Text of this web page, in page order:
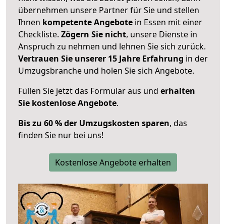
übernehmen unsere Partner für Sie und stellen
Ihnen kompetente Angebote in Essen mit einer
Checkliste. Zögern Sie nicht, unsere Dienste in
Anspruch zu nehmen und lehnen Sie sich zurück.
Vertrauen Sie unserer 15 Jahre Erfahrung in der
Umzugsbranche und holen Sie sich Angebote.
Füllen Sie jetzt das Formular aus und erhalten
Sie kostenlose Angebote.
Bis zu 60 % der Umzugskosten sparen, das
finden Sie nur bei uns!
Kostenlose Angebote erhalten